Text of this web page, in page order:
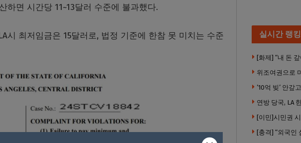
면 시간당 11~13달러 수준에 불과했다.
시 최저임금은 15달러로, 법정 기준에 한참 못 미치는 수준
실시간 랭킹